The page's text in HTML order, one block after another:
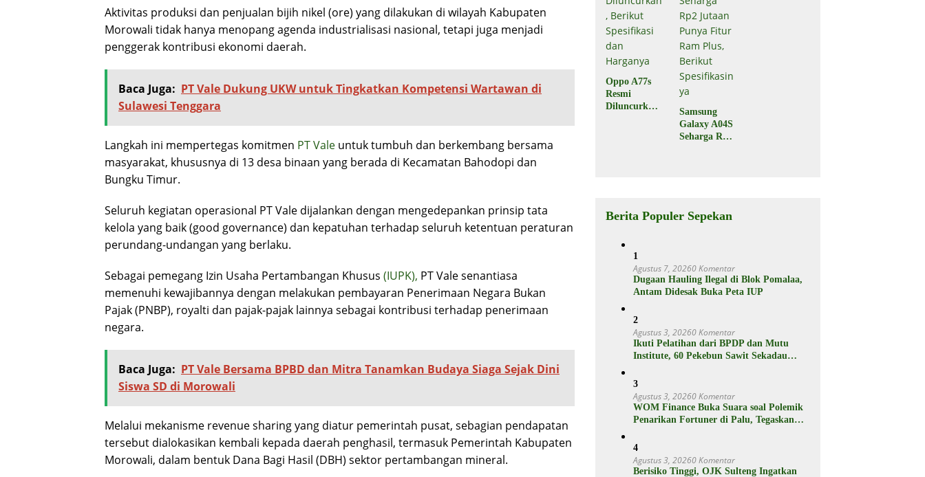
Aktivitas produksi dan penjualan bijih nikel (ore) yang dilakukan di wilayah Kabupaten
Morowali tidak hanya menopang agenda industrialisasi nasional, tetapi juga menjadi
penggerak kontribusi ekonomi daerah.
Baca Juga: PT Vale Dukung UKW untuk Tingkatkan Kompetensi Wartawan di
Sulawesi Tenggara
Langkah ini mempertegas komitmen PT Vale untuk tumbuh dan berkembang bersama
masyarakat, khususnya di 13 desa binaan yang berada di Kecamatan Bahodopi dan
Bungku Timur.
Seluruh kegiatan operasional PT Vale dijalankan dengan mengedepankan prinsip tata
kelola yang baik (good governance) dan kepatuhan terhadap seluruh ketentuan peraturan
perundang-undangan yang berlaku.
Sebagai pemegang Izin Usaha Pertambangan Khusus (IUPK), PT Vale senantiasa
memenuhi kewajibannya dengan melakukan pembayaran Penerimaan Negara Bukan
Pajak (PNBP), royalti dan pajak-pajak lainnya sebagai kontribusi terhadap penerimaan
negara.
Baca Juga: PT Vale Bersama BPBD dan Mitra Tanamkan Budaya Siaga Sejak Dini
Siswa SD di Morowali
Melalui mekanisme revenue sharing yang diatur pemerintah pusat, sebagian pendapatan
tersebut dialokasikan kembali kepada daerah penghasil, termasuk Pemerintah Kabupaten
Morowali, dalam bentuk Dana Bagi Hasil (DBH) sektor pertambangan mineral.
Rp6 Jutaan
Oppo A77s
Resmi
Diluncurkan,
Samsung
Galaxy A04S
Seharga Rp2
Berita Populer Sepekan
1
Agustus 7, 20260 Komentar
Dugaan Hauling Ilegal di Blok Pomalaa,
Antam Didesak Buka Peta IUP
2
Agustus 3, 20260 Komentar
Ikuti Pelatihan dari BPDP dan Mutu
Institute, 60 Pekebun Sawit Sekadau
Berkelanjutan
3
Agustus 3, 20260 Komentar
WOM Finance Buka Suara soal Polemik
Penarikan Fortuner di Palu, Tegaskan
4
Agustus 3, 20260 Komentar
Berisiko Tinggi, OJK Sulteng Ingatkan